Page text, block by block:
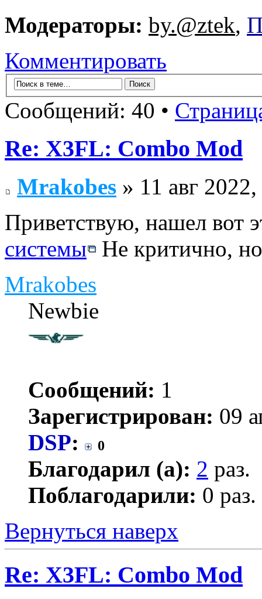
Модераторы: by.@ztek,
Комментировать
Сообщений: 40 •
Re: X3FL: Combo Mod
Mrakobes » 11 авг
Приветствую, нашел вот
системы
Не критично,
Mrakobes
Newbie
Сообщений: 1
Зарегистрирован: 09
DSP: 0
Благодарил (а): 2 раз.
Поблагодарили: 0 раз.
Вернуться наверх
Re: X3FL: Combo Mod